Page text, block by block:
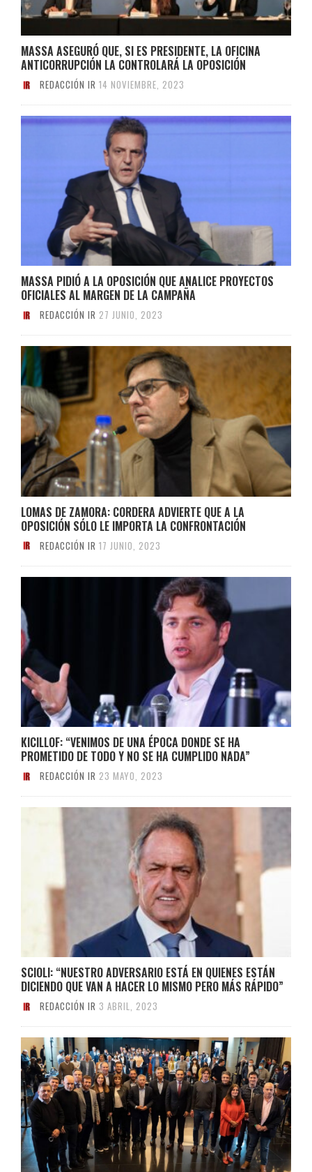
MASSA ASEGURÓ QUE, SI ES PRESIDENTE, LA OFICINA
ANTICORRUPCIÓN LA CONTROLARÁ LA OPOSICIÓN
REDACCIÓN IR 14 NOVIEMBRE, 2023
MASSA PIDIÓ A LA OPOSICIÓN QUE ANALICE PROYECTOS
OFICIALES AL MARGEN DE LA CAMPAÑA
REDACCIÓN IR 27 JUNIO, 2023
LOMAS DE ZAMORA: CORDERA ADVIERTE QUE A LA
OPOSICIÓN SÓLO LE IMPORTA LA CONFRONTACIÓN
REDACCIÓN IR 17 JUNIO, 2023
KICILLOF: “VENIMOS DE UNA ÉPOCA DONDE SE HA
PROMETIDO DE TODO Y NO SE HA CUMPLIDO NADA”
REDACCIÓN IR 23 MAYO, 2023
SCIOLI: “NUESTRO ADVERSARIO ESTÁ EN QUIENES ESTÁN
DICIENDO QUE VAN A HACER LO MISMO PERO MÁS RÁPIDO”
REDACCIÓN IR 3 ABRIL, 2023